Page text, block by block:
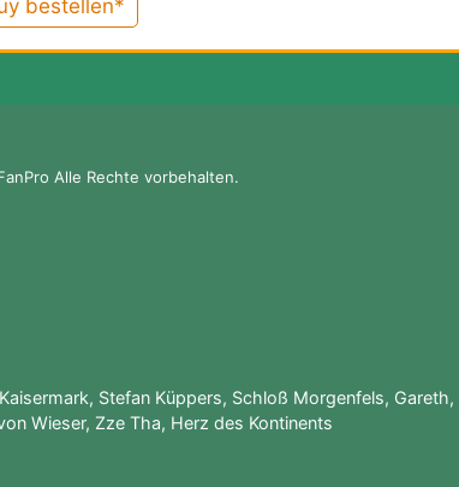
bestellen*
Alle Rechte vorbehalten.
Kaisermark, Stefan Küppers, Schloß Morgenfels, Gareth,
Wieser, Zze Tha, Herz des Kontinents